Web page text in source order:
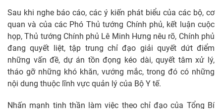
Sau khi nghe báo cáo, các ý kiến phát biểu của các bộ, cơ
quan và của các Phó Thủ tướng Chính phủ, kết luận cuộc
họp, Thủ tướng Chính phủ Lê Minh Hưng nêu rõ, Chính phủ
đang quyết liệt, tập trung chỉ đạo giải quyết dứt điểm
những vấn đề, dự án tồn đọng kéo dài, quyết tâm xử lý,
tháo gỡ những khó khăn, vướng mắc, trong đó có những
nội dung thuộc lĩnh vực quản lý của Bộ Y tế.
Nhấn mạnh tinh thần làm việc theo chỉ đạo của Tổng Bí